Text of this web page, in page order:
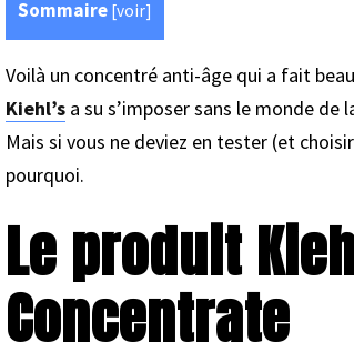
Sommaire [voir]
Voilà un concentré anti-âge qui a fait
Kiehl’sa su s’imposer sans le monde de
Mais si vous ne deviez en tester (et
pourquoi.
Le produit
Concentrate